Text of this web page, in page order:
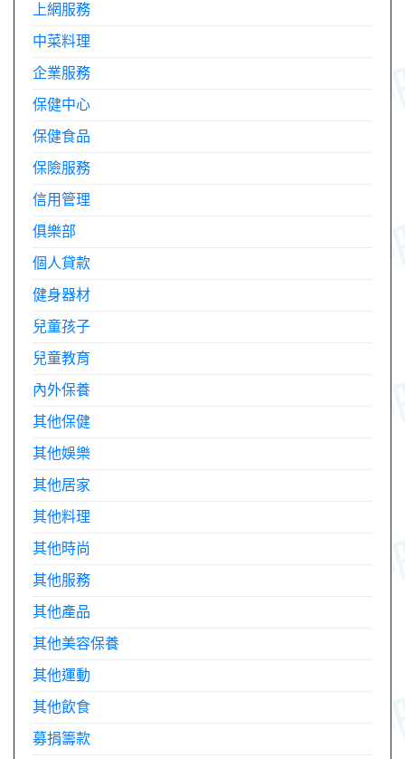
上網服務
中菜料理
企業服務
保健中心
保健食品
保險服務
信用管理
俱樂部
個人貸款
健身器材
兒童孩子
兒童教育
內外保養
其他保健
其他娛樂
其他居家
其他料理
其他時尚
其他服務
其他產品
其他美容保養
其他運動
其他飲食
募捐籌款